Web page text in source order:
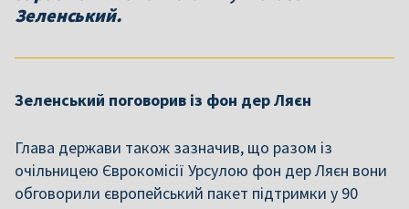
Зеленський.
Зеленський поговорив із фон дер Ляєн
Глава держави також зазначив, що разом із
очільницею Єврокомісії Урсулою фон дер Ляєн вони
обговорили європейський пакет підтримки у 90